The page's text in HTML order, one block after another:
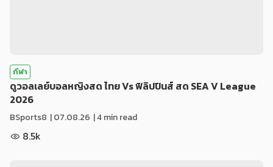
กีฬา
ดูวอลเลย์บอลหญิงสด ไทย Vs ฟิลิปปินส์ สด SEA V League
2026
BSports8 |07.08.26 | 4 min read
8.5k